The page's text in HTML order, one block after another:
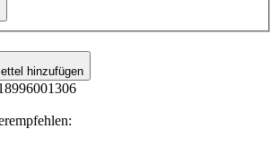
hinzufügen